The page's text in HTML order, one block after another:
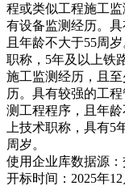
程或类似工程施工
有设备监测经历。
且年龄不大于55周
职称，5年及以上铁
施工监测经历，且
历。具有较强的工
测工程程序，且年
上技术职称，具有
周岁。
使用企业库数据源
开标时间：2025年